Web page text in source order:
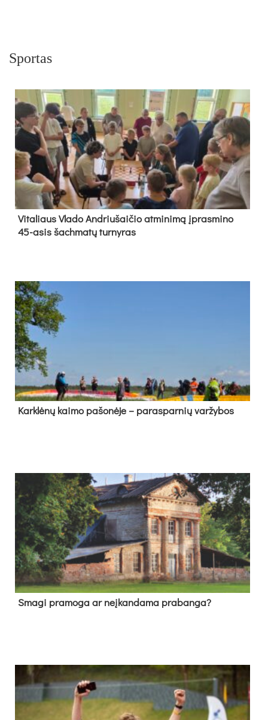
Sportas
Vi­ta­liaus Vla­do And­riu­šai­čio at­mi­ni­mą įpras­mi­no
45-asis šach­ma­tų tur­ny­ras
Kark­lė­nų kai­mo pa­šo­nė­je – pa­ras­par­nių var­žy­bos
Sma­gi pra­mo­ga ar neį­kan­da­ma pra­ban­ga?